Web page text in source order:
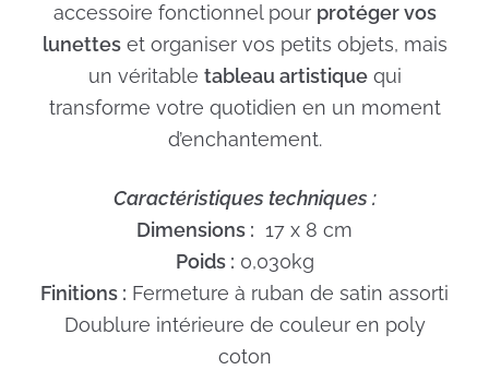
accessoire fonctionnel pour protéger vos
lunetteset organiser vos petits objets, mais
un véritable tableau artistiquequi
transforme votre quotidien en un moment
d’enchantement.
Caractéristiques techniques :
Dimensions : 17 x 8 cm
Poids : 0,030kg
Finitions : Fermeture à ruban de satin assorti
Doublure intérieure de couleur en poly
coton